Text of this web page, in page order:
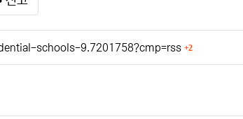
유
schools-9.7201758?cmp=rss 2회 연결